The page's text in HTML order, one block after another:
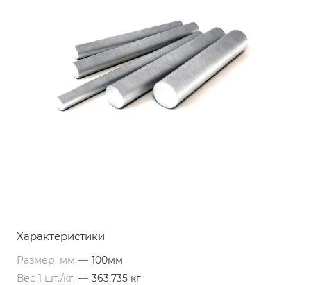
Характеристики
Размер, мм — 100мм
Вес 1 шт./кг. — 363.735 кг